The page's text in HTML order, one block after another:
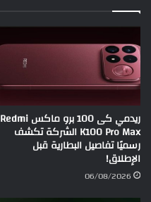
ريدمي كى 100 برو ماكس Redmi
K100 Pro Max الشركة تكشف
رسميًا تفاصيل البطارية قبل
الإطلاق!
06/08/2026